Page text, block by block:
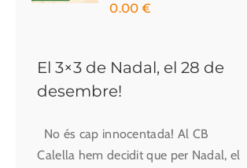
0.00€
El 3×3 de Nadal, el 28 de
desembre!
No és cap innocentada! Al CB
Calella hem decidit que per Nadal, el